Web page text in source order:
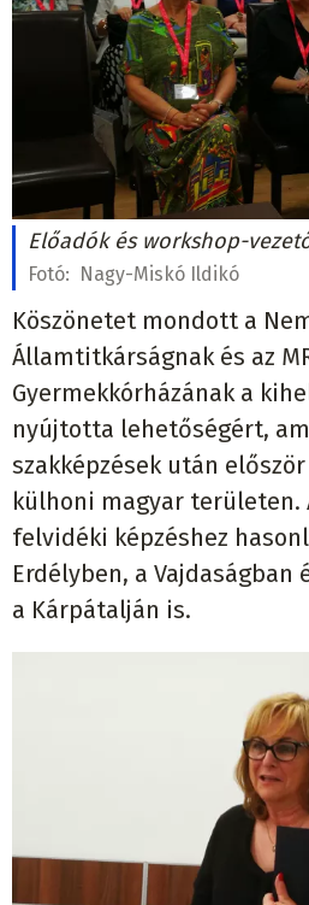
Előadók és workshop-
Fotó: Nagy-Miskó Ildikó
Köszönetet mondott a
Államtitkárságnak és az
Gyermekkórházának a
nyújtotta lehetőségért,
szakképzések után
külhoni magyar területen.
felvidéki képzéshez
Erdélyben, a
a Kárpátalján is.